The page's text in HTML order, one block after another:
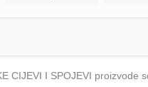
CIJEVI I SPOJEVI proizvode